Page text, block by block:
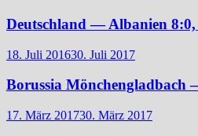
Deutschland — Albanien
18. Juli 201630. Juli 2017
Borussia Mönchengladbach
17. März 201730. März 2017